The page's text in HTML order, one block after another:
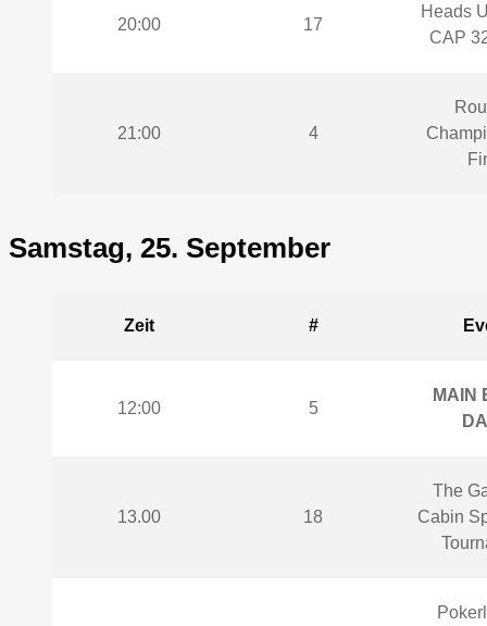
20:00 17
Heads
CAP
21:00 4
Samstag, 25. September
Zeit #
12:00 5
MAIN
13.00 18
The
Cabin